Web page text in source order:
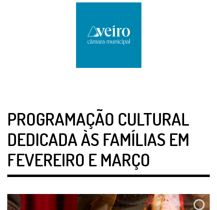
PROGRAMAÇÃO CULTURAL
DEDICADA ÀS FAMÍLIAS EM
FEVEREIRO E MARÇO